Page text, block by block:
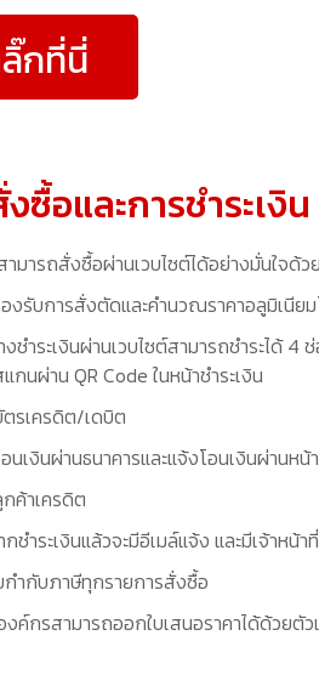
กที่นี่
ซื้อและการชำระเงิน
มารถสั่งซื้อผ่านเวบไซต์ได้อย่างมั่นใจด้ว
งรับการสั่งตัดและคำนวณราคาอลูมิเนีย
ชำระเงินผ่านเวบไซต์สามารถชำระได้ 4
กนผ่าน QR Code ในหน้าชำระเงิน
รเครดิต/เดบิต
นเงินผ่านธนาคารและแจ้งโอนเงินผ่านหน้
ค้าเครดิต
ชำระเงินแล้วจะมีอีเมล์แจ้ง และมีเจ้าห
กำกับภาษีทุกรายการสั่งซื้อ
ค์กรสามารถออกใบเสนอราคาได้ด้วยตัว